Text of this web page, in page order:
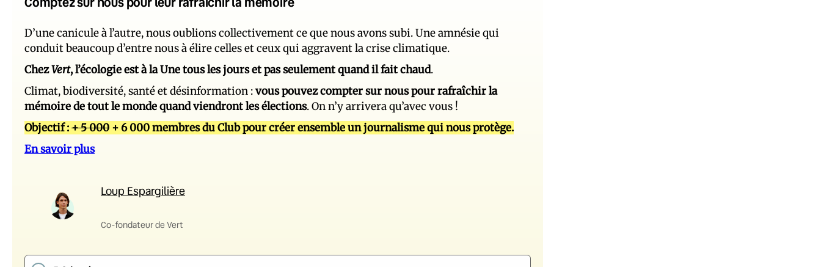
D’une canicule à l’autre, nous oublions collectivement ce que nous avons subi. Une amnésie qui
conduit beaucoup d’entre nous à élire celles et ceux qui aggravent la crise climatique.
ChezVert, l’écologie est à la Une tous les jours et pas seulement quand il fait chaud.
Climat, biodiversité, santé et désinformation :vous pouvez compter sur nous pour rafraîchir la
mémoire de tout le monde quand viendront les élections. On n’y arrivera qu’avec vous !
Objectif :+ 5 000 + 6 000 membres du Club pour créer ensemble un journalisme qui nous protège.
En savoir plus
Loup Espargilière
Co-fondateur de Vert